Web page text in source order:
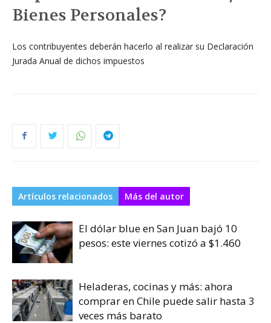
Bienes Personales?
Los contribuyentes deberán hacerlo al realizar su Declaración
Jurada Anual de dichos impuestos
Artículos relacionados Más del autor
El dólar blue en San Juan bajó 10
pesos: este viernes cotizó a $1.460
Heladeras, cocinas y más: ahora
comprar en Chile puede salir hasta 3
veces más barato